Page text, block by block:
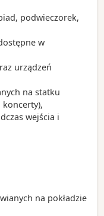
podwieczorek,
w
urządzeń
na statku
wejścia i
na pokładzie